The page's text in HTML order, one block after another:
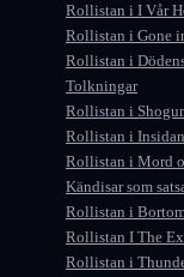
Rollistan i I Vår
Rollistan i Gone
Rollistan i
Tolkningar
Rollistan i
Rollistan i
Rollistan i Mord
Kändisar som
Rollistan i
Rollistan I The
Rollistan i